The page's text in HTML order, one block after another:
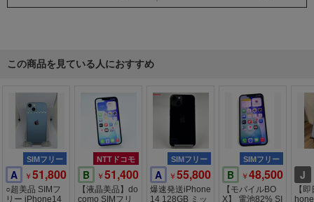
この商品を見ている人におすすめ
SIMフリー
A ￥51,800
○超美品 SIMフ
リー iPhone14
NTTドコモ
B ￥51,400
【液晶美品】do
como SIMフリ
SIMフリー
A ￥55,800
爆速発送iPhone
14 128GB ミッ
SIMフリー
B ￥48,500
【モバイルBO
X】 電池82% SI
J
【